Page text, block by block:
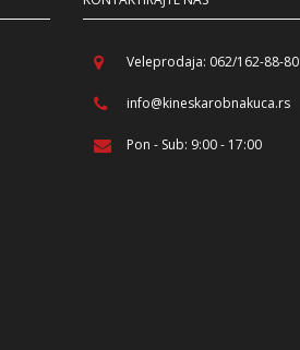
Veleprodaja: 062/162-88-80
info@kineskarobnakuca.rs
Pon - Sub: 9:00 - 17:00